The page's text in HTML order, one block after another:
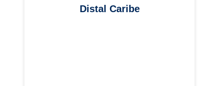
Distal Caribe